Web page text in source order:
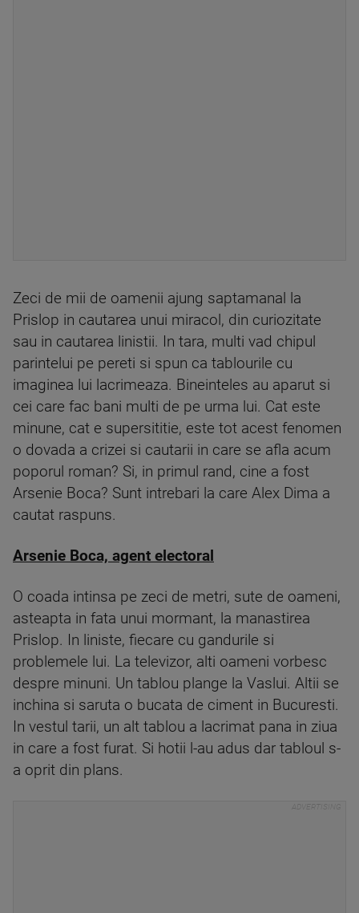
Zeci de mii de oamenii ajung saptamanal la
Prislop in cautarea unui miracol, din curiozitate
sau in cautarea linistii. In tara, multi vad chipul
parintelui pe pereti si spun ca tablourile cu
imaginea lui lacrimeaza. Bineinteles au aparut si
cei care fac bani multi de pe urma lui. Cat este
minune, cat e supersititie, este tot acest fenomen
o dovada a crizei si cautarii in care se afla acum
poporul roman? Si, in primul rand, cine a fost
Arsenie Boca? Sunt intrebari la care Alex Dima a
cautat raspuns.
Arsenie Boca, agent electoral
O coada intinsa pe zeci de metri, sute de oameni,
asteapta in fata unui mormant, la manastirea
Prislop. In liniste, fiecare cu gandurile si
problemele lui. La televizor, alti oameni vorbesc
despre minuni. Un tablou plange la Vaslui. Altii se
inchina si saruta o bucata de ciment in Bucuresti.
In vestul tarii, un alt tablou a lacrimat pana in ziua
in care a fost furat. Si hotii l-au adus dar tabloul s-
a oprit din plans.